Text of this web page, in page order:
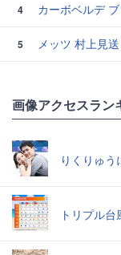
4 カーボベルデ
5
メッツ 村上見
画像アクセスラン
りくりゅう
トリプル